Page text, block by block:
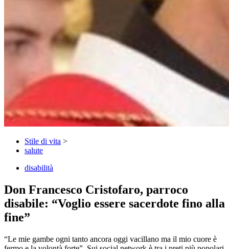
Stile di vita >
salute
disabilità
Don Francesco Cristofaro, parroco
disabile: “Voglio essere sacerdote fino alla
fine”
“Le mie gambe ogni tanto ancora oggi vacillano ma il mio cuore è